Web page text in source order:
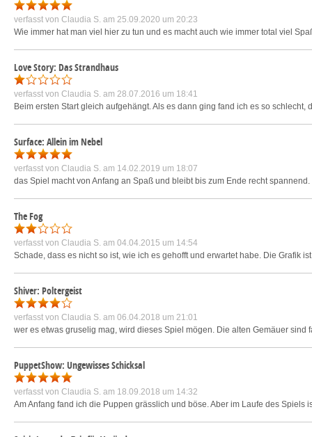
verfasst von Claudia S. am 25.09.2020 um 20:23
Wie immer hat man viel hier zu tun und es macht auch wie immer total viel
Love Story: Das Strandhaus
verfasst von Claudia S. am 28.07.2016 um 18:41
Beim ersten Start gleich aufgehängt. Als es dann ging fand ich es so
Surface: Allein im Nebel
verfasst von Claudia S. am 14.02.2019 um 18:07
das Spiel macht von Anfang an Spaß und bleibt bis zum Ende recht
The Fog
verfasst von Claudia S. am 04.04.2015 um 14:54
Schade, dass es nicht so ist, wie ich es gehofft und erwartet habe. Die Grafik
Shiver: Poltergeist
verfasst von Claudia S. am 06.04.2018 um 21:01
wer es etwas gruselig mag, wird dieses Spiel mögen. Die alten Gemäuer
PuppetShow: Ungewisses Schicksal
verfasst von Claudia S. am 18.09.2018 um 14:32
Am Anfang fand ich die Puppen grässlich und böse. Aber im Laufe des